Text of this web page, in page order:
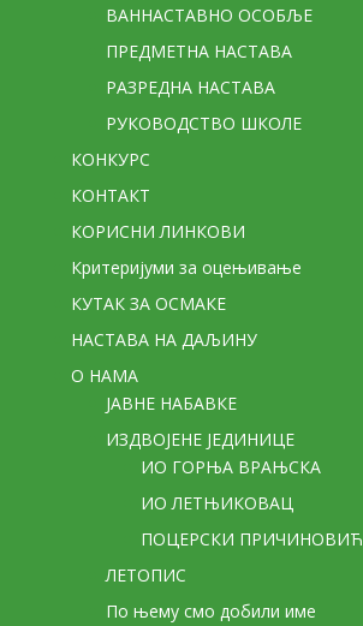
ВАННАСТАВНО ОСОБЉЕ
ПРЕДМЕТНА НАСТАВА
РАЗРЕДНА НАСТАВА
РУКОВОДСТВО ШКОЛЕ
КОНКУРС
КОНТАКТ
КОРИСНИ ЛИНКОВИ
Критеријуми за оцењивање
КУТАК ЗА ОСМАКЕ
НАСТАВА НА ДАЉИНУ
О НАМА
ЈАВНЕ НАБАВКЕ
ИЗДВОЈЕНЕ ЈЕДИНИЦЕ
ИО ГОРЊА ВРАЊСКА
ИО ЛЕТЊИКОВАЦ
ПОЦЕРСКИ ПРИЧИНОВИЋ
ЛЕТОПИС
По њему смо добили име